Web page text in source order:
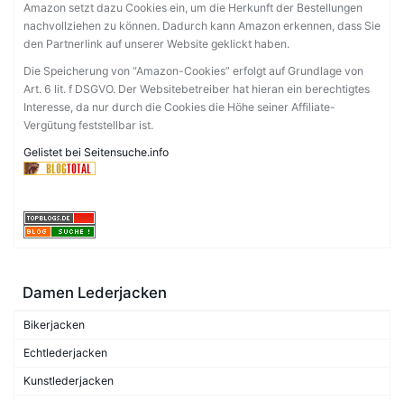
Amazon setzt dazu Cookies ein, um die Herkunft der Bestellungen
nachvollziehen zu können. Dadurch kann Amazon erkennen, dass Sie
den Partnerlink auf unserer Website geklickt haben.
Die Speicherung von “Amazon-Cookies” erfolgt auf Grundlage von
Art. 6 lit. f DSGVO. Der Websitebetreiber hat hieran ein berechtigtes
Interesse, da nur durch die Cookies die Höhe seiner Affiliate-
Vergütung feststellbar ist.
Gelistet bei Seitensuche.info
Damen Lederjacken
Bikerjacken
Echtlederjacken
Kunstlederjacken